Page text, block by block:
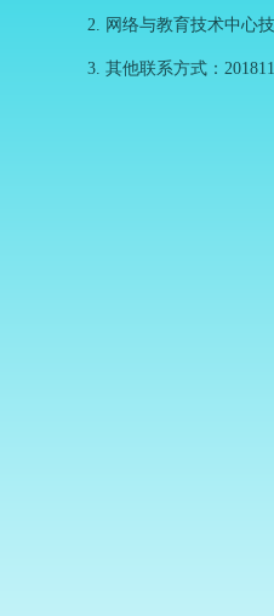
2. 网络与教育技术中心
3. 其他联系方式：